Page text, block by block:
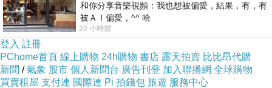
和你分享音樂視頻：我也想被偏愛，結果，有，有
被ＡＩ偏愛，^^ 哈
20 小時前
登入 註冊
PChome首頁 線上購物 24h購物 書店 露天拍賣 比比昂代購
新聞 /氣象 股市 個人新聞台 廣告刊登 加入聯播網 全球購物
買賣租屋 支付連 國際連 Pi 拍錢包 旅遊 服務中心